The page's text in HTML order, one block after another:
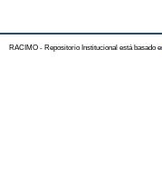
RACIMO - Repositorio Institucional está basado